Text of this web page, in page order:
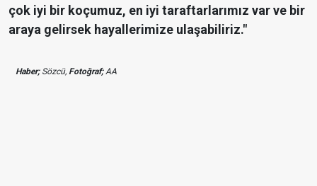
çok iyi bir koçumuz, en iyi taraftarlarımız var ve bir
araya gelirsek hayallerimize ulaşabiliriz."
Haber;Sözcü, Fotoğraf;AA